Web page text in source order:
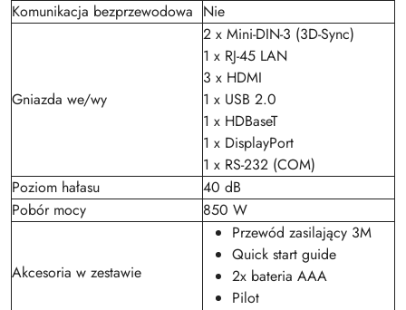
Komunikacja bezprzewodowa Nie
Gniazda we/wy
2 x Mini-DIN-3 (3D-Sync)
1 x RJ-45 LAN
3 x HDMI
1 x USB 2.0
1 x HDBaseT
1 x DisplayPort
1 x RS-232 (COM)
Poziom hałasu
40 dB
Pobór mocy
850 W
Akcesoria w zestawie
Przewód zasilający 3M
Quick start guide
2x bateria AAA
Pilot